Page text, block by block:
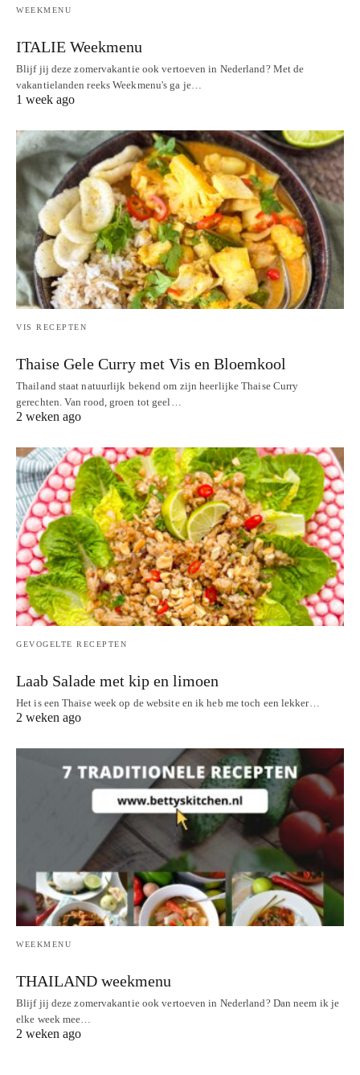
WEEKMENU
ITALIE Weekmenu
Blijf jij deze zomervakantie ook vertoeven in Nederland? Met de
vakantielanden reeks Weekmenu's ga je…
1 week ago
VIS RECEPTEN
Thaise Gele Curry met Vis en Bloemkool
Thailand staat natuurlijk bekend om zijn heerlijke Thaise Curry
gerechten. Van rood, groen tot geel…
2 weken ago
GEVOGELTE RECEPTEN
Laab Salade met kip en limoen
Het is een Thaise week op de website en ik heb me toch een lekker…
2 weken ago
WEEKMENU
THAILAND weekmenu
Blijf jij deze zomervakantie ook vertoeven in Nederland? Dan neem ik je
elke week mee…
2 weken ago